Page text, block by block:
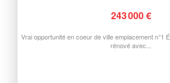
243 000 €
Vrai opportunité en coeur de ville emplacement n°1
rénové avec...